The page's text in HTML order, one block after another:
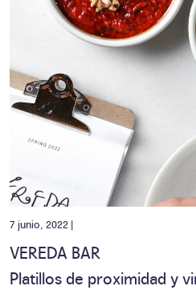
7 junio, 2022 |
VEREDA BAR
Platillos de proximidad y